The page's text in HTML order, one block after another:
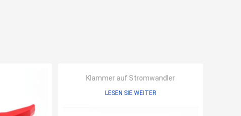
Klammer auf Stromwandler
LESEN SIE WEITER